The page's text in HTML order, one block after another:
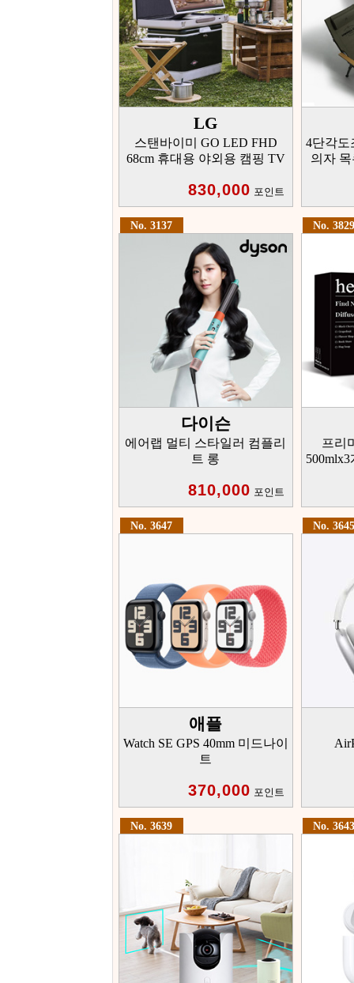
LG
스탠바이미 GO LED FHD
68cm 휴대용 야외용 캠핑 TV
830,000 포인트
4단각도
의자
No. 3137
다이슨
에어랩 멀티 스타일러 컴플리
트 롱
810,000 포인트
No. 3829
프리
No. 3647
애플
Watch SE GPS 40mm 미드나이
트
370,000 포인트
No. 3645
No. 3639 No. 3643